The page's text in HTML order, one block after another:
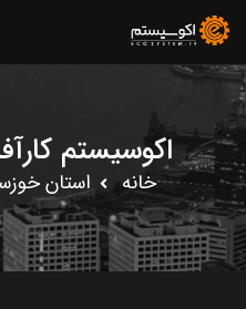
اکوسیستم
خانه استان